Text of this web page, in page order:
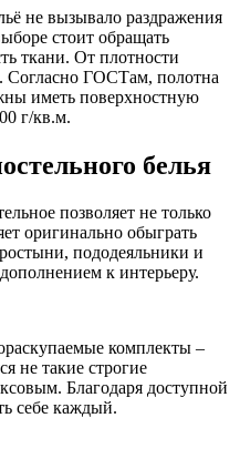
не вызывало раздражения
стоит обращать
ткани. От плотности
Согласно ГОСТам, полотна
иметь поверхностную
г/кв.м.
белья
позволяет не только
оригинально обыграть
пододеяльники и
к интерьеру.
комплекты –
не такие строгие
Благодаря доступной
себе каждый.